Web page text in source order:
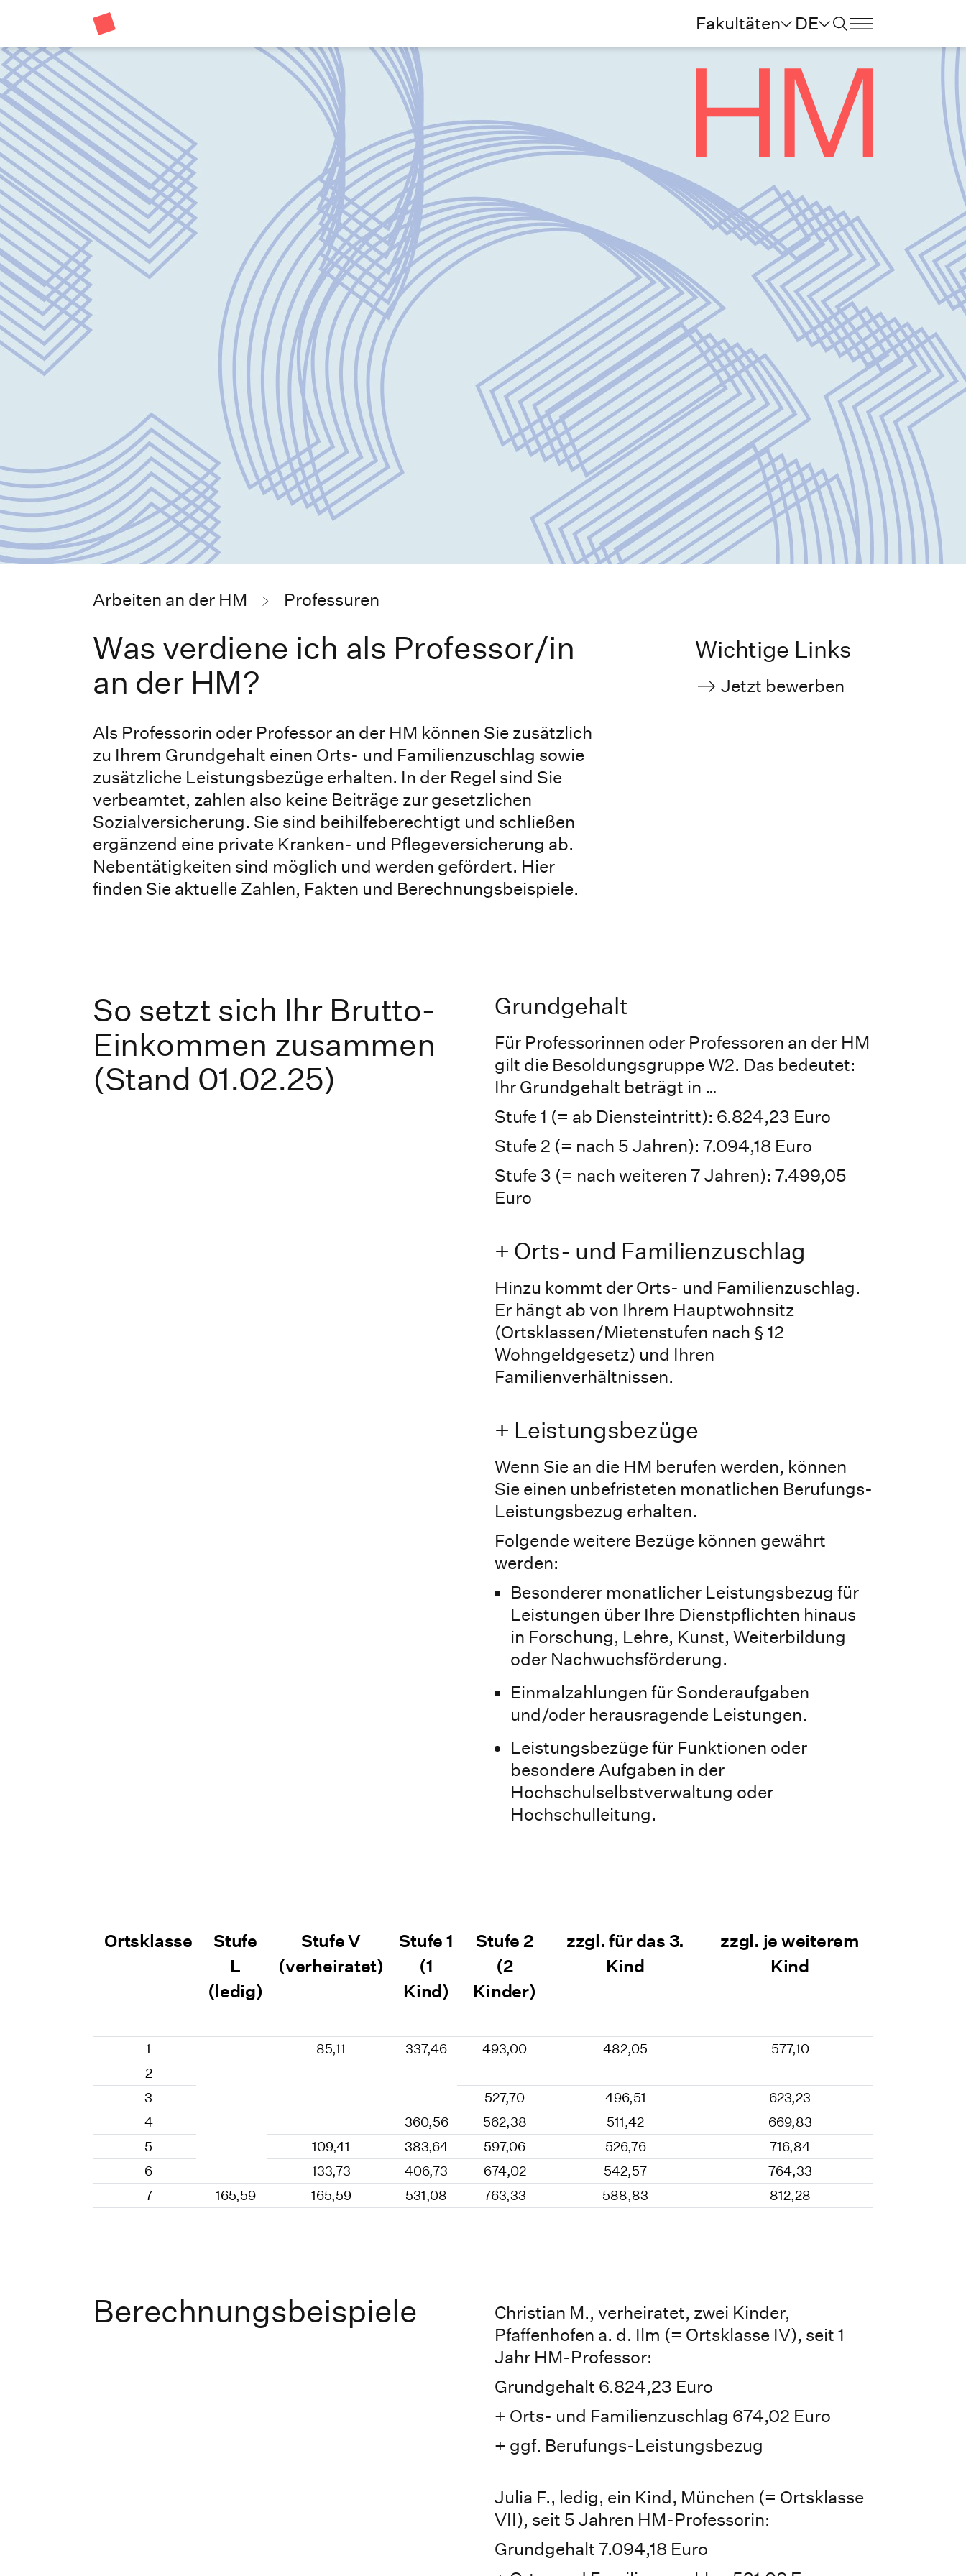
Fakultäten DE
Arbeiten an der HM Professuren
Was verdiene ich als Professor/in
an der HM?
Als Professorin oder Professor an der HM können Sie zusätzlich
zu Ihrem Grundgehalt einen Orts- und Familienzuschlag sowie
zusätzliche Leistungsbezüge erhalten. In der Regel sind Sie
verbeamtet, zahlen also keine Beiträge zur gesetzlichen
Sozialversicherung. Sie sind beihilfeberechtigt und schließen
ergänzend eine private Kranken- und Pflegeversicherung ab.
Nebentätigkeiten sind möglich und werden gefördert. Hier
finden Sie aktuelle Zahlen, Fakten und Berechnungsbeispiele.
Wichtige Links
Jetzt bewerben
So setzt sich Ihr Brutto-
Einkommen zusammen
(Stand 01.02.25)
Grundgehalt
Für Professorinnen oder Professoren an der HM
gilt die Besoldungsgruppe W2. Das bedeutet:
Ihr Grundgehalt beträgt in …
Stufe 1 (= ab Diensteintritt): 6.824,23 Euro
Stufe 2 (= nach 5 Jahren): 7.094,18 Euro
Stufe 3 (= nach weiteren 7 Jahren): 7.499,05
Euro
+ Orts- und Familienzuschlag
Hinzu kommt der Orts- und Familienzuschlag.
Er hängt ab von Ihrem Hauptwohnsitz
(Ortsklassen/Mietenstufen nach § 12
Wohngeldgesetz) und Ihren
Familienverhältnissen.
+ Leistungsbezüge
Wenn Sie an die HM berufen werden, können
Sie einen unbefristeten monatlichen Berufungs-
Leistungsbezug erhalten.
Folgende weitere Bezüge können gewährt
werden:
Besonderer monatlicher Leistungsbezug für
Leistungen über Ihre Dienstpflichten hinaus
in Forschung, Lehre, Kunst, Weiterbildung
oder Nachwuchsförderung.
Einmalzahlungen für Sonderaufgaben
und/oder herausragende Leistungen.
Leistungsbezüge für Funktionen oder
besondere Aufgaben in der
Hochschulselbstverwaltung oder
Hochschulleitung.
Ortsklasse
Stufe
L
(ledig)
Stufe V
(verheiratet)
Stufe 1
(1
Kind)
Stufe 2
(2
Kinder)
zzgl. für das 3.
Kind
zzgl. je weiterem
Kind
1 85,11 337,46 493,00 482,05
577,10
2
3
527,70 496,51
623,23
4
360,56 562,38 511,42
669,83
5
109,41 383,64 597,06 526,76
716,84
6
133,73 406,73 674,02 542,57
764,33
7
165,59 165,59 531,08 763,33 588,83 812,28
Berechnungsbeispiele
Christian M., verheiratet, zwei Kinder,
Pfaffenhofen a. d. Ilm (= Ortsklasse IV), seit 1
Jahr HM-Professor:
Grundgehalt 6.824,23 Euro
+ Orts- und Familienzuschlag 674,02 Euro
+ ggf. Berufungs-Leistungsbezug
Julia F., ledig, ein Kind, München (= Ortsklasse
VII), seit 5 Jahren HM-Professorin:
Grundgehalt 7.094,18 Euro